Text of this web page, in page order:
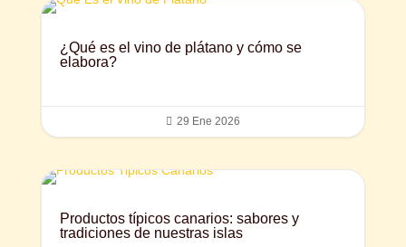
¿Qué es el vino de plátano y cómo se
elabora?
 29 Ene 2026
Productos típicos canarios: sabores y
tradiciones de nuestras islas